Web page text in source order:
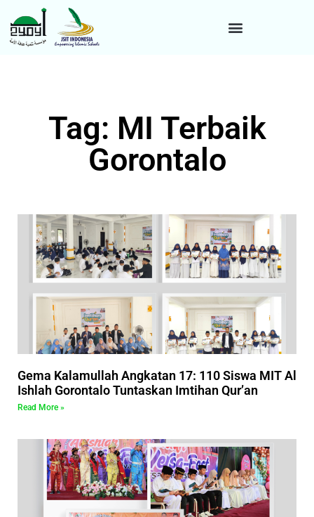
Tag: MI Terbaik
Gorontalo
Gema Kalamullah Angkatan 17: 110 Siswa MIT Al
Ishlah Gorontalo Tuntaskan Imtihan Qur’an
Read More »